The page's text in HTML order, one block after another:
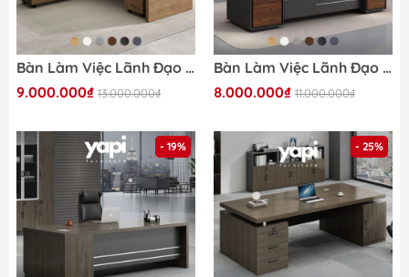
Bàn Làm Việc Lãnh Đạo Kèm Tủ Phụ Di Động Màu Nâu Phối Xám 200x120x75cm Yapi-BLD012
9.000.000₫ 13.000.000₫
Bàn Làm Việc Lãnh Đạo Hiện Đại Chữ L Cho Văn Phòng 200x160x75cm Yapi-BLD014
8.000.000₫ 11.000.000₫
- 19% - 25%